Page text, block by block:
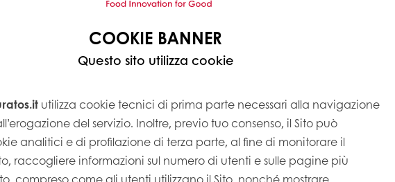
COOKIE BANNER
Questo sito utilizza cookie
utilizza cookie tecnici di prima parte necessari alla navigazione
del servizio. Inoltre, previo tuo consenso, il Sito può
analitici e di profilazione di terza parte, al fine di monitorare il
raccogliere informazioni sul numero di utenti e sulle pagine più
compreso come gli utenti utilizzano il Sito, nonché mostrare